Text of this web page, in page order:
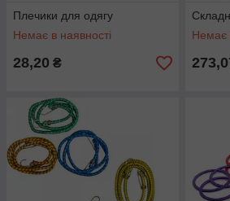
Плечики для одягу
Немає в наявності
28,20 ₴
Немає